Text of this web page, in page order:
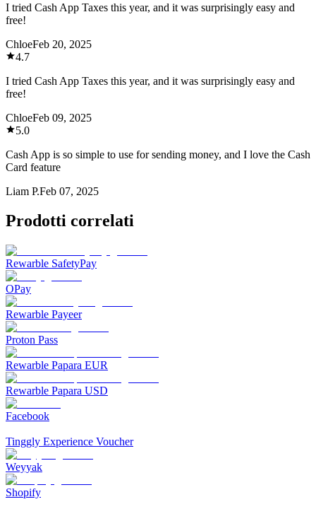
I tried Cash App Taxes this year, and it was surprisingly easy and
free!
ChloeFeb 20, 2025
4.7
I tried Cash App Taxes this year, and it was surprisingly easy and
free!
ChloeFeb 09, 2025
5.0
Cash App is so simple to use for sending money, and I love the Cash
Card feature
Liam P.Feb 07, 2025
Prodotti correlati
Rewarble SafetyPay
OPay
Rewarble Payeer
Proton Pass
Rewarble Papara EUR
Rewarble Papara USD
Facebook
Tinggly Experience Voucher
Weyyak‎
Shopify